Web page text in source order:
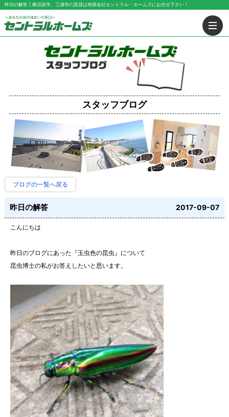
昨日の解答 | 横須賀市、三浦市の賃貸は有限会社セントラル・ホームズにお任せ下さい！
スタッフブログ
ブログの一覧へ戻る
昨日の解答 2017-09-07
こんにちは
昨日のブログにあった『玉虫色の昆虫』について
昆虫博士の私がお答えしたいと思います。